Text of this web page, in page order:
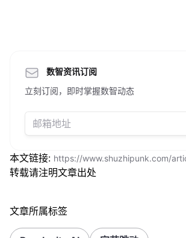
数智资讯订阅
立刻订阅，即时掌握数智动态
本文链接: https://www.shuzhipunk.com/
转载请注明文章出处
文章所属标签